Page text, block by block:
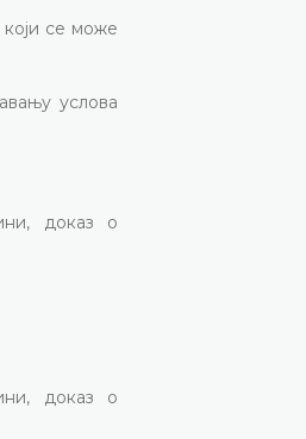
се може
услова
доказ о
доказ о